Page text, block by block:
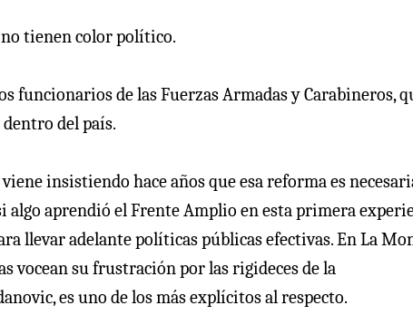
tienen color político.
funcionarios de las Fuerzas Armadas y Carabineros,
del país.
insistiendo hace años que esa reforma es
algo aprendió el Frente Amplio en esta primera
llevar adelante políticas públicas efectivas. En La
su frustración por las rigideces de la
es uno de los más explícitos al respecto.